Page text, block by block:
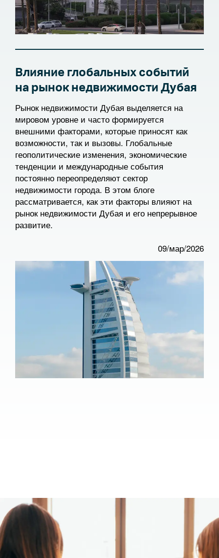
Влияние глобальных событий
на рынок недвижимости Дубая
Рынок недвижимости Дубая выделяется на
мировом уровне и часто формируется
внешними факторами, которые приносят как
возможности, так и вызовы. Глобальные
геополитические изменения, экономические
тенденции и международные события
постоянно переопределяют сектор
недвижимости города. В этом блоге
рассматривается, как эти факторы влияют на
рынок недвижимости Дубая и его непрерывное
развитие.
09/мар/2026